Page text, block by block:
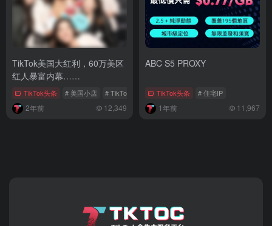
TikTok美国大红利，60万美区
红人暴富内幕……
TikTok头条 # 美国小店 # TikTok达人 # TikTok美区电商
2年前 12,349
ABC S5 PROXY
TikTok头条 # 住宅IP
1年前 11,967